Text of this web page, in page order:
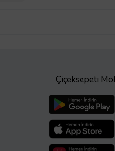
Çiçeksepeti